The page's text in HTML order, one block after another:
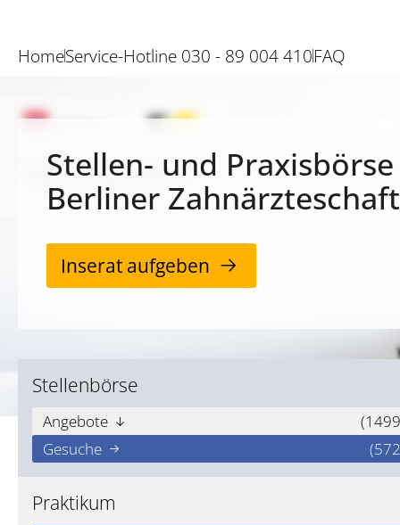
HomeService-Hotline 030 - 89 004 410FAQ
Stellen- und
Berliner Zahnärzteschaft
Inserat aufgeben
Stellenbörse
Angebote
Gesuche
Praktikum